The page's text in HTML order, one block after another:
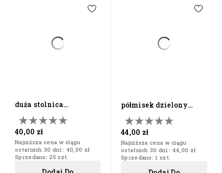
duża stolnica
drewniana duża
70x50cm
40,00 zł
Najniższa cena w ciągu
ostatnich 30 dni : 40,00 zł
Sprzedano: 25 szt.
półmisek dzielony
drewniany talerz
obrotowy
44,00 zł
Najniższa cena w ciągu
ostatnich 30 dni : 44,00 zł
Sprzedano: 1 szt.